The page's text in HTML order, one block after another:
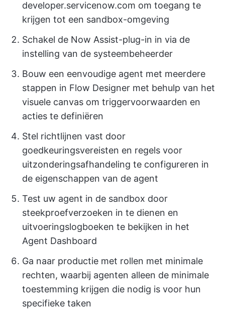
developer.servicenow.com om toegang te
krijgen tot een sandbox-omgeving
Schakel de Now Assist-plug-in in via de
instelling van de systeembeheerder
Bouw een eenvoudige agent met meerdere
stappen in Flow Designer met behulp van het
visuele canvas om triggervoorwaarden en
acties te definiëren
Stel richtlijnen vast door
goedkeuringsvereisten en regels voor
uitzonderingsafhandeling te configureren in
de eigenschappen van de agent
Test uw agent in de sandbox door
steekproefverzoeken in te dienen en
uitvoeringslogboeken te bekijken in het
Agent Dashboard
Ga naar productie met rollen met minimale
rechten, waarbij agenten alleen de minimale
toestemming krijgen die nodig is voor hun
specifieke taken